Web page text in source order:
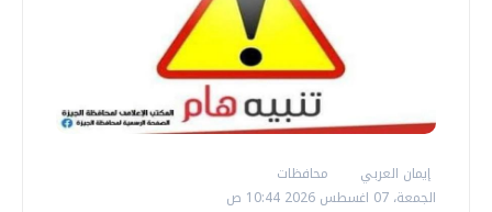
إيمان العربي
محافظات
الجمعة، 07 اغسطس 2026 10:44 ص